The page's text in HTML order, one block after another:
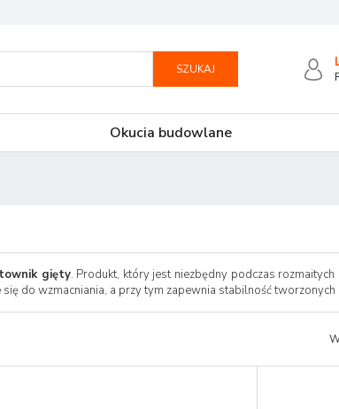
SZUKAJ
Okucia budowlane
gięty. Produkt, który jest niezbędny podczas
do wzmacniania, a przy tym zapewnia stabilność tworzonych